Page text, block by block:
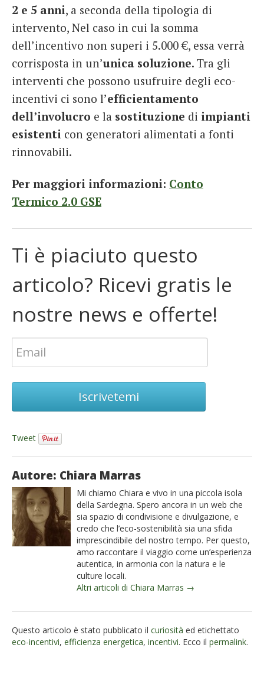
2 e 5 anni, a seconda della tipologia di
intervento, Nel caso in cui la somma
dell’incentivo non superi i 5.000 €, essa verrà
corrisposta in un’unica soluzione. Tra gli
interventi che possono usufruire degli eco-
incentivi ci sono l’efficientamento
dell’involucro e la sostituzione di impianti
esistenti con generatori alimentati a fonti
rinnovabili.
Per maggiori informazioni: Conto
Termico 2.0 GSE
Ti è piaciuto questo
articolo? Ricevi gratis le
nostre news e offerte!
Iscrivetemi
Tweet
Autore: Chiara Marras
Mi chiamo Chiara e vivo in una piccola isola
della Sardegna. Spero ancora in un web che
sia spazio di condivisione e divulgazione, e
credo che l’eco-sostenibilità sia una sfida
imprescindibile del nostro tempo. Per questo,
amo raccontare il viaggio come un’esperienza
autentica, in armonia con la natura e le
culture locali.
Altri articoli di Chiara Marras →
Questo articolo è stato pubblicato il curiosità ed etichettato
eco-incentivi, efficienza energetica, incentivi. Ecco il permalink.